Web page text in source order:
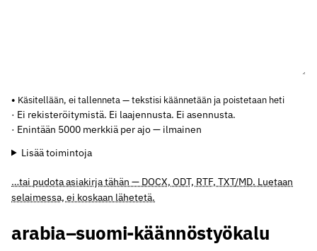
arabia–suomi-käännöstyökalu
Käsitellään, ei tallenneta — tekstisi käännetään ja poistetaan heti
· Ei rekisteröitymistä. Ei laajennusta. Ei asennusta.
· Enintään 5000 merkkiä per ajo — ilmainen
Lisää toimintoja
…tai pudota asiakirja tähän — DOCX, ODT, RTF, TXT/MD. Luetaan
selaimessa, ei koskaan lähetetä.